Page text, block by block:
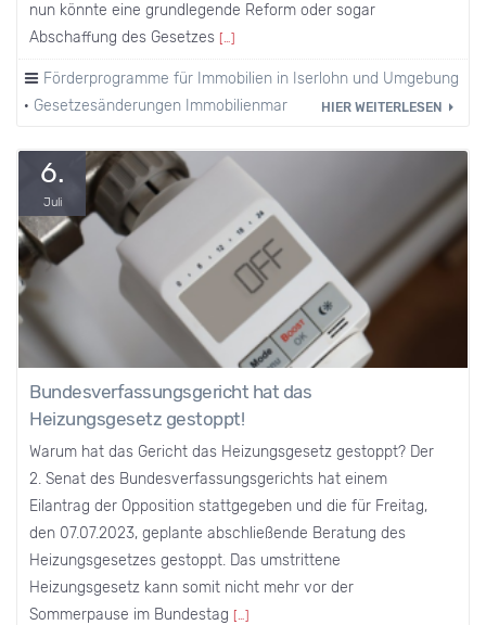
nun könnte eine grundlegende Reform oder sogar
Abschaffung des Gesetzes […]
Förderprogramme für Immobilien in Iserlohn und Umgebung
· Gesetzesänderungen Immobilienmarkt Heizkosten
HIER WEITERLESEN
6.
Juli
Bundesverfassungsgericht hat das
Heizungsgesetz gestoppt!
Warum hat das Gericht das Heizungsgesetz gestoppt? Der
2. Senat des Bundesverfassungsgerichts hat einem
Eilantrag der Opposition stattgegeben und die für Freitag,
den 07.07.2023, geplante abschließende Beratung des
Heizungsgesetzes gestoppt. Das umstrittene
Heizungsgesetz kann somit nicht mehr vor der
Sommerpause im Bundestag […]